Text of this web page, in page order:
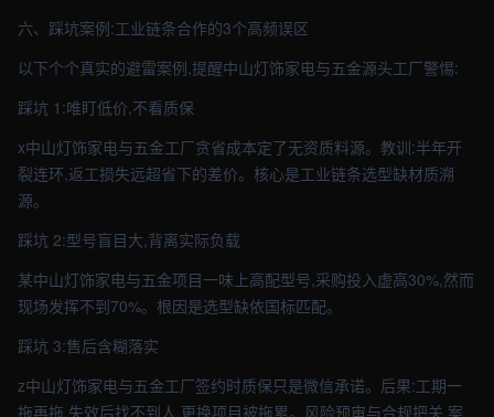
六、踩坑案例:工业链条合作的3个高频误区
以下个个真实的避雷案例,提醒中山灯饰家电与五金源头工厂警惕:
踩坑 1:唯盯低价,不看质保
x中山灯饰家电与五金工厂贪省成本定了无资质料源。教训:半年开
裂连环,返工损失远超省下的差价。核心是工业链条选型缺材质溯
源。
踩坑 2:型号盲目大,背离实际负载
某中山灯饰家电与五金项目一味上高配型号,采购投入虚高30%,然而
现场发挥不到70%。根因是选型缺依国标匹配。
踩坑 3:售后含糊落实
z中山灯饰家电与五金工厂签约时质保只是微信承诺。后果:工期一
拖再拖,失效后找不到人,更换项目被拖累。风险预审与合规把关 案